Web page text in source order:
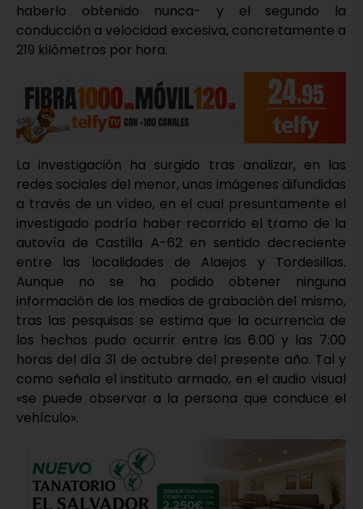
haberlo obtenido nunca- y el segundo la
conducción a velocidad excesiva, concretamente a
219 kilómetros por hora.
La investigación ha surgido tras analizar, en las
redes sociales del menor, unas imágenes difundidas
a través de un vídeo, en el cual presuntamente el
investigado podría haber recorrido el tramo de la
autovía de Castilla A-62 en sentido decreciente
entre las localidades de Alaejos y Tordesillas.
Aunque no se ha podido obtener ninguna
información de los medios de grabación del mismo,
tras las pesquisas se estima que la ocurrencia de
los hechos pudo ocurrir entre las 6:00 y las 7:00
horas del día 31 de octubre del presente año. Tal y
como señala el instituto armado, en el audio visual
«se puede observar a la persona que conduce el
vehículo».